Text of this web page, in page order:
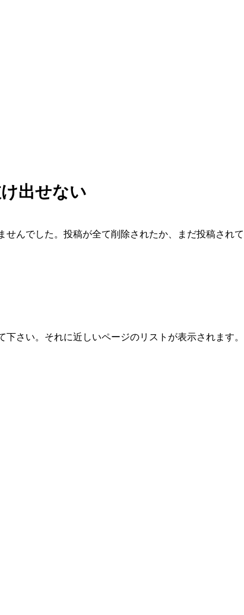
出せない
んでした。投稿が全て削除されたか、まだ投稿され
さい。それに近しいページのリストが表示されます。